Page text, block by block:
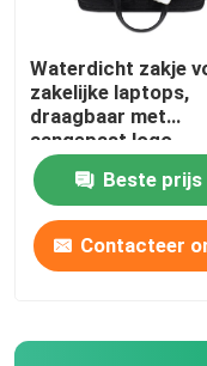
Kwaliteitscontrole
Vraag een offerte
Laptop rugzak
Laptop
Waterdicht zakje
zakelijke laptops,
draagbaar met
aangepast logo.
Beste prijs
Contacteer